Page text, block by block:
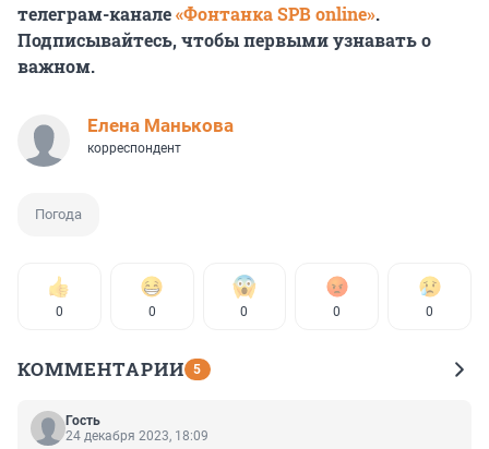
телеграм-канале«Фонтанка SPB online».
Подписывайтесь, чтобы первыми узнавать о
важном.
Елена Манькова
корреспондент
Погода
0 0 0 0 0
КОММЕНТАРИИ 5
Гость
24 декабря 2023, 18:09